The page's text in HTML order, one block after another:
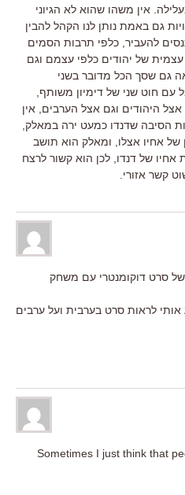
אין משהו שהוא לא הגיוני
גם באמת נותן לנו הקהל להבין
להעביר, כלפי תרבות הסמים
של יהודים כלפי עצמם וגם
גם שסך הכל מדובר בשני
חוט שני של דימיון משותף,
היהודים וגם אצל הערבים, אין
הסיבה שדנדו כמעט ירה במאלק,
אחיו אצלו, ומאלק הוא תושב
של דנדו, לכן הוא קשור לרצח
קשר אזורי.
סרט דוקומנטרי עם משחק
לראות סרט בערבית ועל ערבים
Sometimes I just think that